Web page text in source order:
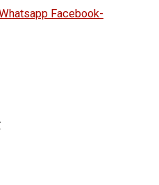
Facebook-